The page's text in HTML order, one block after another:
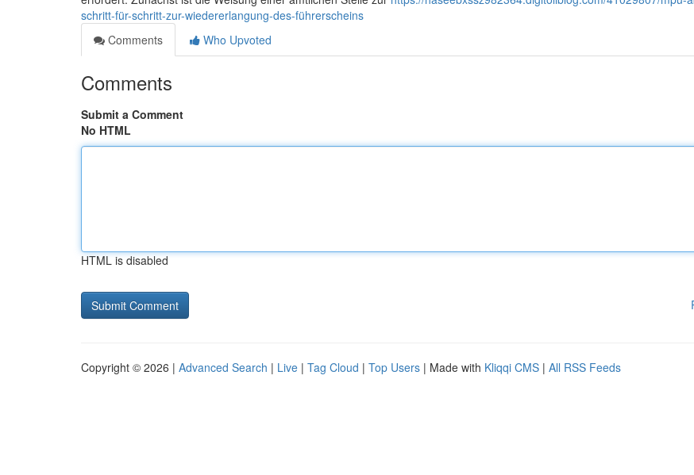
schritt-für-schritt-zur-wiedererlangung-des-führerscheins
Comments
Who Upvoted
Comments
Submit a Comment
No HTML
HTML is disabled
Copyright © 2026 | Advanced Search | Live | Tag Cloud | Top Users | Made with Kliqqi CMS | All RSS Feeds